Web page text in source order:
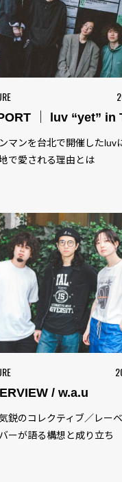
｜ luv “yet” in
マンを台北で開催したluv
で愛される理由とは
/ w.a.u
鋭のコレクティブ／レー
ーが語る構想と成り立ち